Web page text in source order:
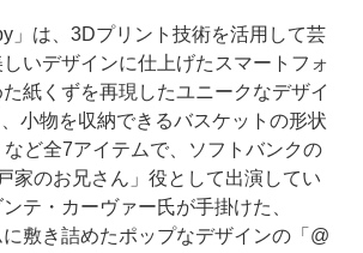
」は、3Dプリント技術を活用して芸
いデザインに仕上げたスマートフォ
紙くずを再現したユニークなデザイ
小物を収納できるバスケットの形状
ど全7アイテムで、ソフトバンクの
家のお兄さん」役として出演してい
テ・カーヴァー氏が手掛けた、
に敷き詰めたポップなデザインの「@